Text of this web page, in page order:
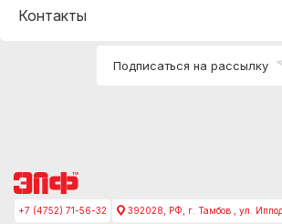
Контакты
Подписаться на рассылку
+7 (4752) 71-56-32 392028, РФ, г. Тамбов , ул.